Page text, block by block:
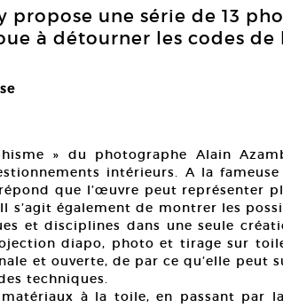
propose une série de 13
à détourner les codes
» du photographe Alain
intérieurs. A la
que l’œuvre peut représenter
s’agit également de montrer les
et disciplines dans une seule
diapo, photo et tirage sur
et ouverte, de par ce qu’elle peut
techniques.
matériaux à la toile, en passant par